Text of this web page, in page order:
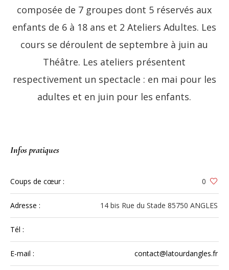
composée de 7 groupes dont 5 réservés aux
enfants de 6 à 18 ans et 2 Ateliers Adultes. Les
cours se déroulent de septembre à juin au
Théâtre. Les ateliers présentent
respectivement un spectacle : en mai pour les
adultes et en juin pour les enfants.
Infos pratiques
Coups de cœur : 0
Adresse : 14 bis Rue du Stade 85750 ANGLES
Tél :
E-mail : contact@latourdangles.fr